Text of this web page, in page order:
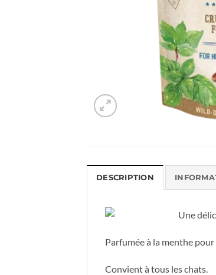
DESCRIPTION
Une
Parfumée à la menthe
Convient à tous les chats.